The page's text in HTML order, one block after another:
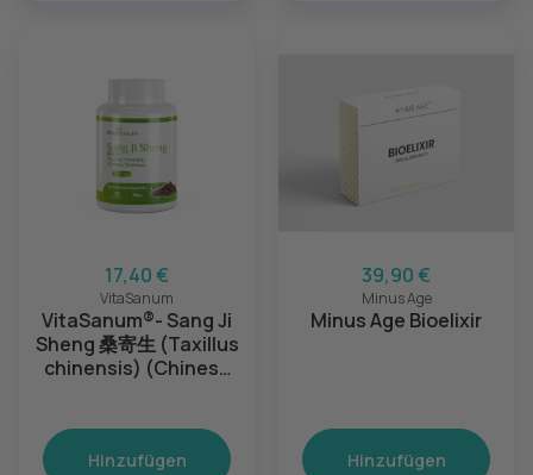
17,40 €
VitaSanum
VitaSanum®- Sang Ji
Sheng 桑寄生 (Taxillus
chinensis) (Chinese
Hinzufügen
39,90 €
Minus Age
Minus Age Bioelixir
Hinzufügen